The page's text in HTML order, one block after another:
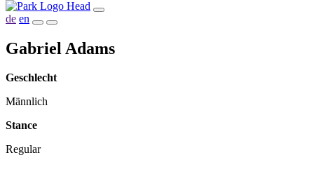
de en
Gabriel Adams
Geschlecht
Männlich
Stance
Regular